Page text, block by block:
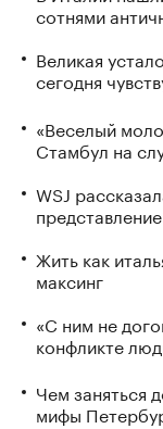
сотнями
Великая
сегодня
«Веселый
Стамбул на
WSJ
Жить как
максинг
«С ним не
конфликте
Чем заняться
мифы